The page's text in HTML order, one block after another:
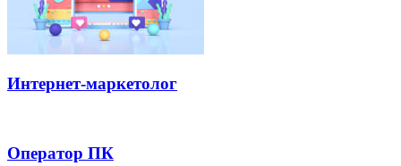
Интернет-маркетолог
Оператор ПК